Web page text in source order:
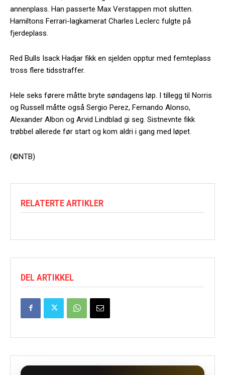
annenplass. Han passerte Max Verstappen mot slutten.
Hamiltons Ferrari-lagkamerat Charles Leclerc fulgte på
fjerdeplass.
Red Bulls Isack Hadjar fikk en sjelden opptur med femteplass
tross flere tidsstraffer.
Hele seks førere måtte bryte søndagens løp. I tillegg til Norris
og Russell måtte også Sergio Perez, Fernando Alonso,
Alexander Albon og Arvid Lindblad gi seg. Sistnevnte fikk
trøbbel allerede før start og kom aldri i gang med løpet.
(©NTB)
RELATERTE ARTIKLER
DEL ARTIKKEL